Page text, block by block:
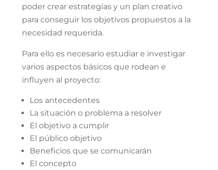
poder crear estrategias y un plan creativo
para conseguir los objetivos propuestos a la
necesidad requerida.
Para ello es necesario estudiar e investigar
varios aspectos básicos que rodean e
influyen al proyecto:
Los antecedentes
La situación o problema a resolver
El objetivo a cumplir
El público objetivo
Beneficios que se comunicarán
El concepto